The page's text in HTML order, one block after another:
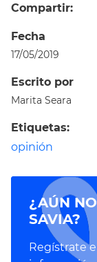
Compartir:
Fecha
17/05/2019
Escrito por
Marita Seara
Etiquetas:
opinión
¿AÚN
SAVIA?
Regístrate